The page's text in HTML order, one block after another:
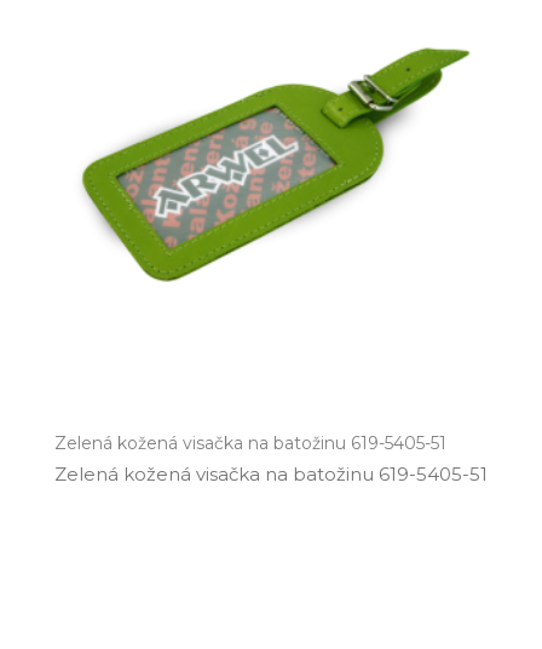
Zelená kožená visačka na batožinu 619-5405-51
Zelená kožená visačka na batožinu 619­-5405­-51